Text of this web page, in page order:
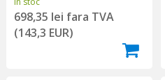
698,35 lei fara TVA
(143,3 EUR)